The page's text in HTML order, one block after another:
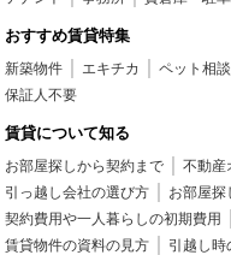
おすすめ賃貸特集
新築物件 エキチカ ペット相談
保証人不要
賃貸について知る
お部屋探しから契約まで 不動産
引っ越し会社の選び方
お部屋探
契約費用や一人暮らしの初期費用
賃貸物件の資料の見方
引越し時